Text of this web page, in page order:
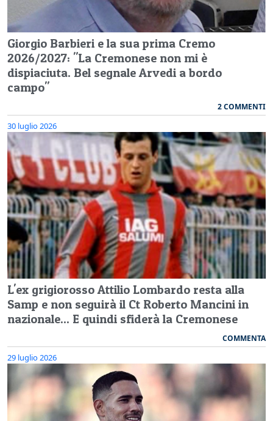
Giorgio Barbieri e la sua prima Cremo
2026/2027: "La Cremonese non mi è
dispiaciuta. Bel segnale Arvedi a bordo
campo"
2 COMMENTI
30 luglio 2026
L'ex grigiorosso Attilio Lombardo resta alla
Samp e non seguirà il Ct Roberto Mancini in
nazionale... E quindi sfiderà la Cremonese
COMMENTA
29 luglio 2026